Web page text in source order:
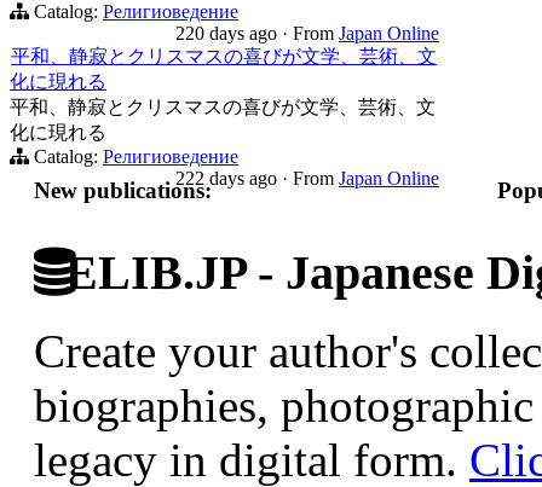
Catalog: Религиоведение
220 days ago · From Japan Online
平和、静寂とクリスマスの喜びが文学、芸術、文
化に現れる
平和、静寂とクリスマスの喜びが文学、芸術、文
化に現れる
Catalog: Религиоведение
222 days ago · From Japan Online
New publications:
ELIB.JP - Japanese
Create your author's
biographies,
legacy in digital form.